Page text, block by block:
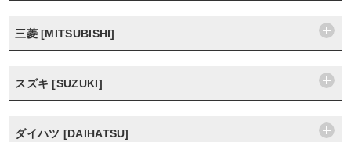
三菱 [MITSUBISHI]
スズキ [SUZUKI]
ダイハツ [DAIHATSU]